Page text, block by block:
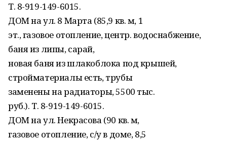
Т. 8-919-149-6015.
ДОМ на ул. 8 Марта (85,9 кв. м, 1
эт., газовое отопление, центр. водоснабжение,
баня из липы, сарай,
новая баня из шлакоблока под крышей,
стройматериалы есть, трубы
заменены на радиаторы, 5500 тыс.
руб.). Т. 8-919-149-6015.
ДОМ на ул. Некрасова (90 кв. м,
газовое отопление, с/у в доме, 8,5